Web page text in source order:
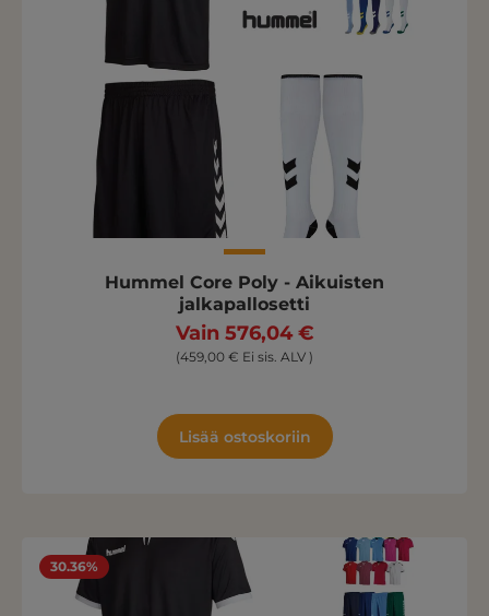
Hummel Core Poly - Aikuisten
jalkapallosetti
Vain 576,04 €
(459,00 € Ei sis. ALV )
Lisää ostoskoriin
30.36%